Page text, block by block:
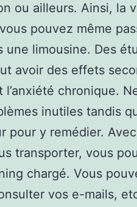
ou ailleurs. Ainsi, la
pouvez même
une limousine. Des
avoir des effets
l’anxiété chronique.
inutiles tandis
pour y remédier.
transporter, vous
chargé. Vous
vos e-mails,